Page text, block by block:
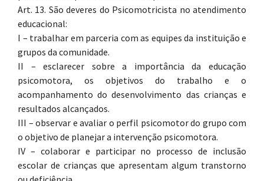
Art. 13. São deveres do Psicomotricista no atendimento
educacional:
I – trabalhar em parceria com as equipes da instituição e
grupos da comunidade.
II – esclarecer sobre a importância da educação
psicomotora, os objetivos do trabalho e o
acompanhamento do desenvolvimento das crianças e
resultados alcançados.
III – observar e avaliar o perfil psicomotor do grupo com
o objetivo de planejar a intervenção psicomotora.
IV – colaborar e participar no processo de inclusão
escolar de crianças que apresentam algum transtorno